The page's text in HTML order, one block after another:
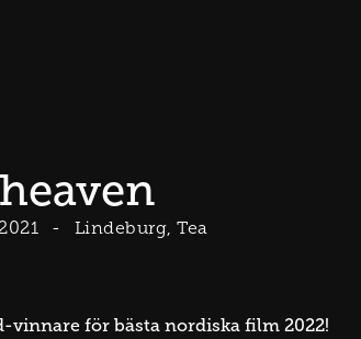
Lindeburg, Tea
vinnare för bästa nordiska film 2022!